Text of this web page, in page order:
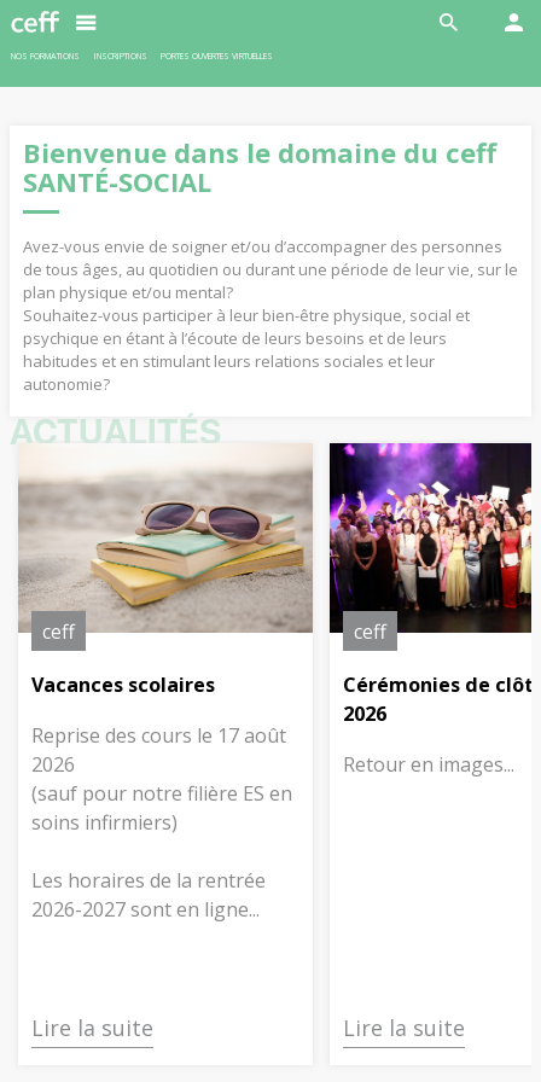
NOS FORMATIONS INSCRIPTIONS PORTES OUVERTES VIRTUELLES
Bienvenue dans le domaine du ceff
SANTÉ-SOCIAL
Avez-vous envie de soigner et/ou d’accompagner des personnes
de tous âges, au quotidien ou durant une période de leur vie, sur le
plan physique et/ou mental?
Souhaitez-vous participer à leur bien-être physique, social et
psychique en étant à l’écoute de leurs besoins et de leurs
habitudes et en stimulant leurs relations sociales et leur
autonomie?
ACTUALITÉS
Vacances scolaires
Reprise des cours le 17 août
2026
(sauf pour notre filière ES en
soins infirmiers)
Les horaires de la rentrée
2026-2027 sont en ligne...
ceff
Lire la suite
Cérémonies de
2026
Retour en images...
ceff
Lire la suite